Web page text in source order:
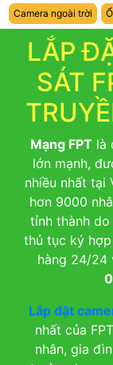
Camera ngoài trời
LẮP
SÁT
Mạng FPT là
lớn mạnh,
nhiều nhất tại
hơn 9000
tỉnh thành do
thủ tục ký
hàng 24/24
Lắp đặt
nhất của
nhân, gia